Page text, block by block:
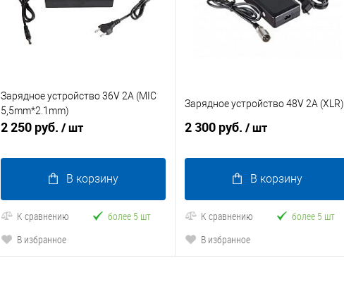
Зарядное устройство 36V 2A (MIC
5,5mm*2.1mm)
2 250 руб. / шт
В корзину
К сравнению
более 5 шт
В избранное
Зарядное устройство 48V 2A (XLR)
2 300 руб. / шт
В корзину
К сравнению
более 5 шт
В избранное